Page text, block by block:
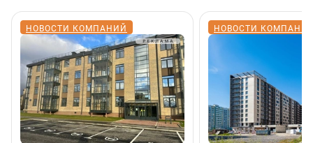
НОВОСТИ КОМПАНИЙ НОВОСТИ